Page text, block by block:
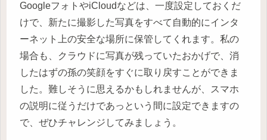
GoogleフォトやiCloudなどは、一度設定しておくだ
けで、新たに撮影した写真をすべて自動的にインタ
ーネット上の安全な場所に保管してくれます。私の
場合も、クラウドに写真が残っていたおかげで、消
したはずの孫の笑顔をすぐに取り戻すことができま
した。難しそうに思えるかもしれませんが、スマホ
の説明に従うだけであっという間に設定できますの
で、ぜひチャレンジしてみましょう。